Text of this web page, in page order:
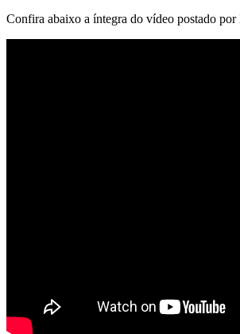
Confira abaixo a íntegra do vídeo postado